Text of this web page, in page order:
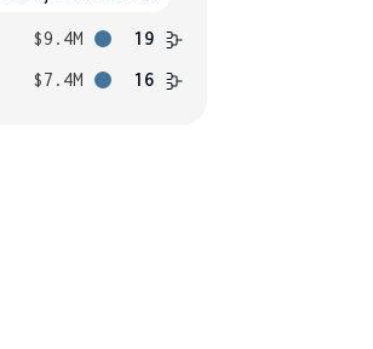
$9.4M
19
$7.4M 16